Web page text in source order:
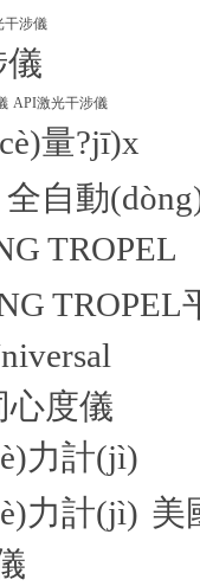
干涉儀
儀
API激光干涉儀
量?jī)x
全自動
TROPEL
TROPEL
心度儀
力計(jì)
力計(jì) 美